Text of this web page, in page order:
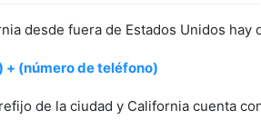
desde fuera de Estados Unidos hay
+ (número de teléfono)
de la ciudad y California cuenta